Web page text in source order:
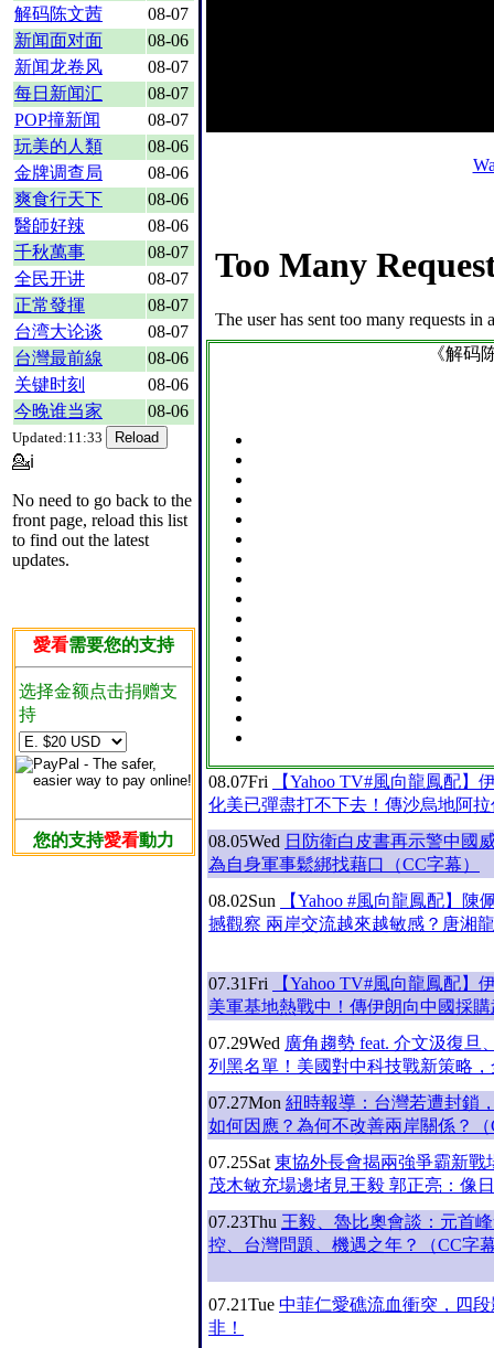
解码陈文茜
08-07
新闻面对面
08-06
新闻龙卷风
08-07
每日新闻汇
08-07
POP撞新闻
08-07
玩美的人類
08-06
金牌调查局
08-06
爽食行天下
08-06
醫師好辣
08-06
千秋萬事
08-07
全民开讲
08-07
正常發揮
08-07
台湾大论谈
08-07
台灣最前線
08-06
关键时刻
08-06
今晚谁当家
08-06
Updated:11:33
💁ℹ
No need to go back to the
front page, reload this list
to find out the latest
updates.
愛看需要您的支持
选择金额点击捐赠支
持
您的支持愛看動力
《解码
08.07Fri
【Yahoo TV#風向龍鳳配】
化美已彈盡打不下去！傳沙烏地阿
08.05Wed 日防衛白皮書再示警中國
為自身軍事鬆綁找藉口（CC字幕）
08.02Sun
【Yahoo #風向龍鳳配】陳
撼觀察 兩岸交流越來越敏感？唐湘
07.31Fri
【Yahoo TV#風向龍鳳配】
美軍基地熱戰中！傳伊朗向中國採
07.29Wed 廣角趨勢 feat. 介文汲復旦
列黑名單！美國對中科技戰新策略
07.27Mon 紐時報導：台灣若遭封鎖
如何因應？為何不改善兩岸關係？
07.25Sat 東協外長會揭兩強爭霸新戰
茂木敏充場邊堵見王毅 郭正亮：像
07.23Thu 王毅、魯比奧會談：元首
控、台灣問題、機遇之年？（CC字
07.21Tue 中菲仁愛礁流血衝突，四
非！